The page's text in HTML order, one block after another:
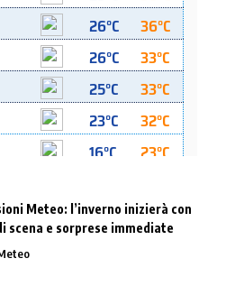
Meteo: l’inverno inizierà con
scena e sorprese immediate